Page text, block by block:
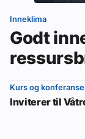
Inneklima
Godt
Kurs og
Inviterer til